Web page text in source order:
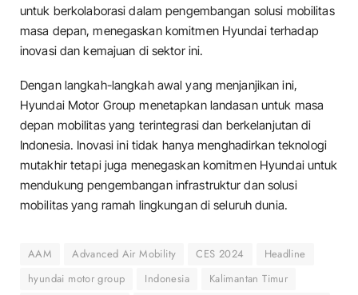
untuk berkolaborasi dalam pengembangan solusi mobilitas
masa depan, menegaskan komitmen Hyundai terhadap
inovasi dan kemajuan di sektor ini.
Dengan langkah-langkah awal yang menjanjikan ini,
Hyundai Motor Group menetapkan landasan untuk masa
depan mobilitas yang terintegrasi dan berkelanjutan di
Indonesia. Inovasi ini tidak hanya menghadirkan teknologi
mutakhir tetapi juga menegaskan komitmen Hyundai untuk
mendukung pengembangan infrastruktur dan solusi
mobilitas yang ramah lingkungan di seluruh dunia.
AAM Advanced Air Mobility CES 2024
Headline
hyundai motor group
Indonesia
Kalimantan Timur